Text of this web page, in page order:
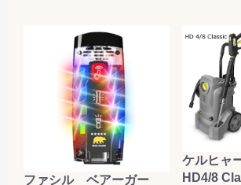
ファシル ベアーガー
ケルヒャ
HD4/8